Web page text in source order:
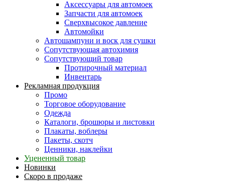
Аксессуары для автомоек
Запчасти для автомоек
Сверхвысокое давление
Автомойки
Автошампуни и воск для сушки
Сопутствующая автохимия
Сопутствующий товар
Протирочный материал
Инвентарь
Рекламная продукция
Промо
Торговое оборудование
Одежда
Каталоги, брошюры и листовки
Плакаты, воблеры
Пакеты, скотч
Ценники, наклейки
Уцененный товар
Новинки
Скоро в продаже